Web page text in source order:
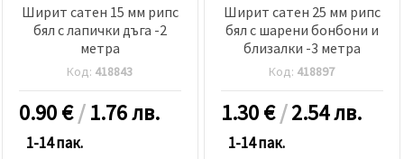
Ширит сатен 15 мм рипс
бял с лапички дъга -2
метра
Код: 418843
0.90€/1.76 лв.
1-14 пак.
Ширит сатен 25 мм рипс
бял с шарени бонбони и
близалки -3 метра
Код: 418897
1.30€/2.54 лв.
1-14 пак.